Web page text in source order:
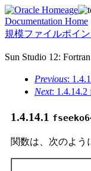
Documentation Home
規模ファイルポイ
Sun Studio 12:
Previous:
Next:
1.4.14.1
関数は、次のよう